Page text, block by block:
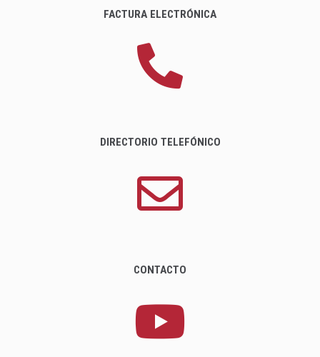
FACTURA ELECTRÓNICA
DIRECTORIO TELEFÓNICO
CONTACTO